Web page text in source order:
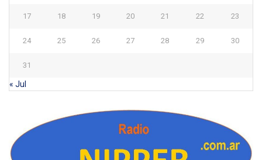
17 18 19 20 21 22 23
24 25 26 27 28 29 30
31
« Jul